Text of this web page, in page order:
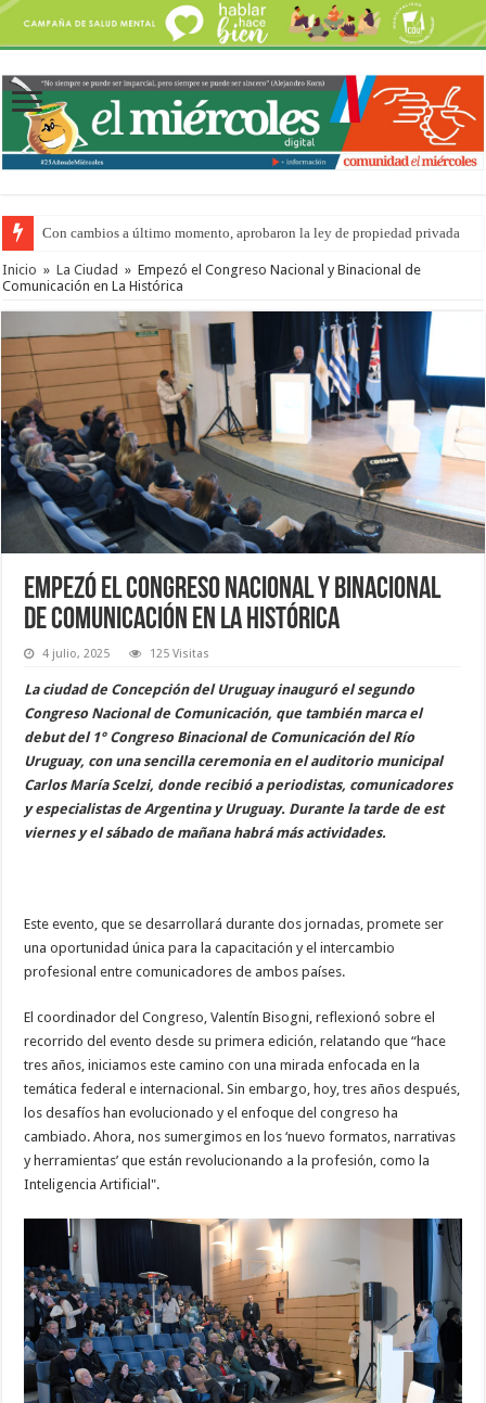
Con cambios a último momento, aprobaron la ley de propiedad privada
Adopción en Entre Ríos: el 35% de los 90 niños, niñas y adolescentes que
Inicio » La Ciudad » Empezó el Congreso Nacional y Binacional de
Comunicación en La Histórica
Empezó el Congreso Nacional y Binacional
de Comunicación en La Histórica
4 julio, 2025 125 Visitas
La ciudad de Concepción del Uruguay inauguró el segundo
Congreso Nacional de Comunicación, que también marca el
debut del 1° Congreso Binacional de Comunicación del Río
Uruguay, con una sencilla ceremonia en el auditorio municipal
Carlos María Scelzi, donde recibió a periodistas, comunicadores
y especialistas de Argentina y Uruguay. Durante la tarde de est
viernes y el sábado de mañana habrá más actividades.
Este evento, que se desarrollará durante dos jornadas, promete ser
una oportunidad única para la capacitación y el intercambio
profesional entre comunicadores de ambos países.
El coordinador del Congreso, Valentín Bisogni, reflexionó sobre el
recorrido del evento desde su primera edición, relatando que “hace
tres años, iniciamos este camino con una mirada enfocada en la
temática federal e internacional. Sin embargo, hoy, tres años después,
los desafíos han evolucionado y el enfoque del congreso ha
cambiado. Ahora, nos sumergimos en los ‘nuevo formatos, narrativas
y herramientas’ que están revolucionando a la profesión, como la
Inteligencia Artificial".